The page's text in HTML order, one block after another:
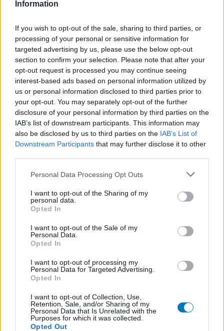
Information
If you wish to opt-out of the sale, sharing to third parties, or
processing of your personal or sensitive information for
targeted advertising by us, please use the below opt-out
section to confirm your selection. Please note that after your
opt-out request is processed you may continue seeing
interest-based ads based on personal information utilized by
us or personal information disclosed to third parties prior to
your opt-out. You may separately opt-out of the further
disclosure of your personal information by third parties on the
IAB’s list of downstream participants. This information may
also be disclosed by us to third parties on the IAB’s List of
Downstream Participants that may further disclose it to other
Personal Data Processing Opt Outs
I want to opt-out of the Sharing of my
personal data.
Opted In
I want to opt-out of the Sale of my
Personal Data.
Opted In
I want to opt-out of processing my
Personal Data for Targeted Advertising.
Opted In
I want to opt-out of Collection, Use,
Retention, Sale, and/or Sharing of my
Personal Data that Is Unrelated with the
Purposes for which it was collected.
Opted Out